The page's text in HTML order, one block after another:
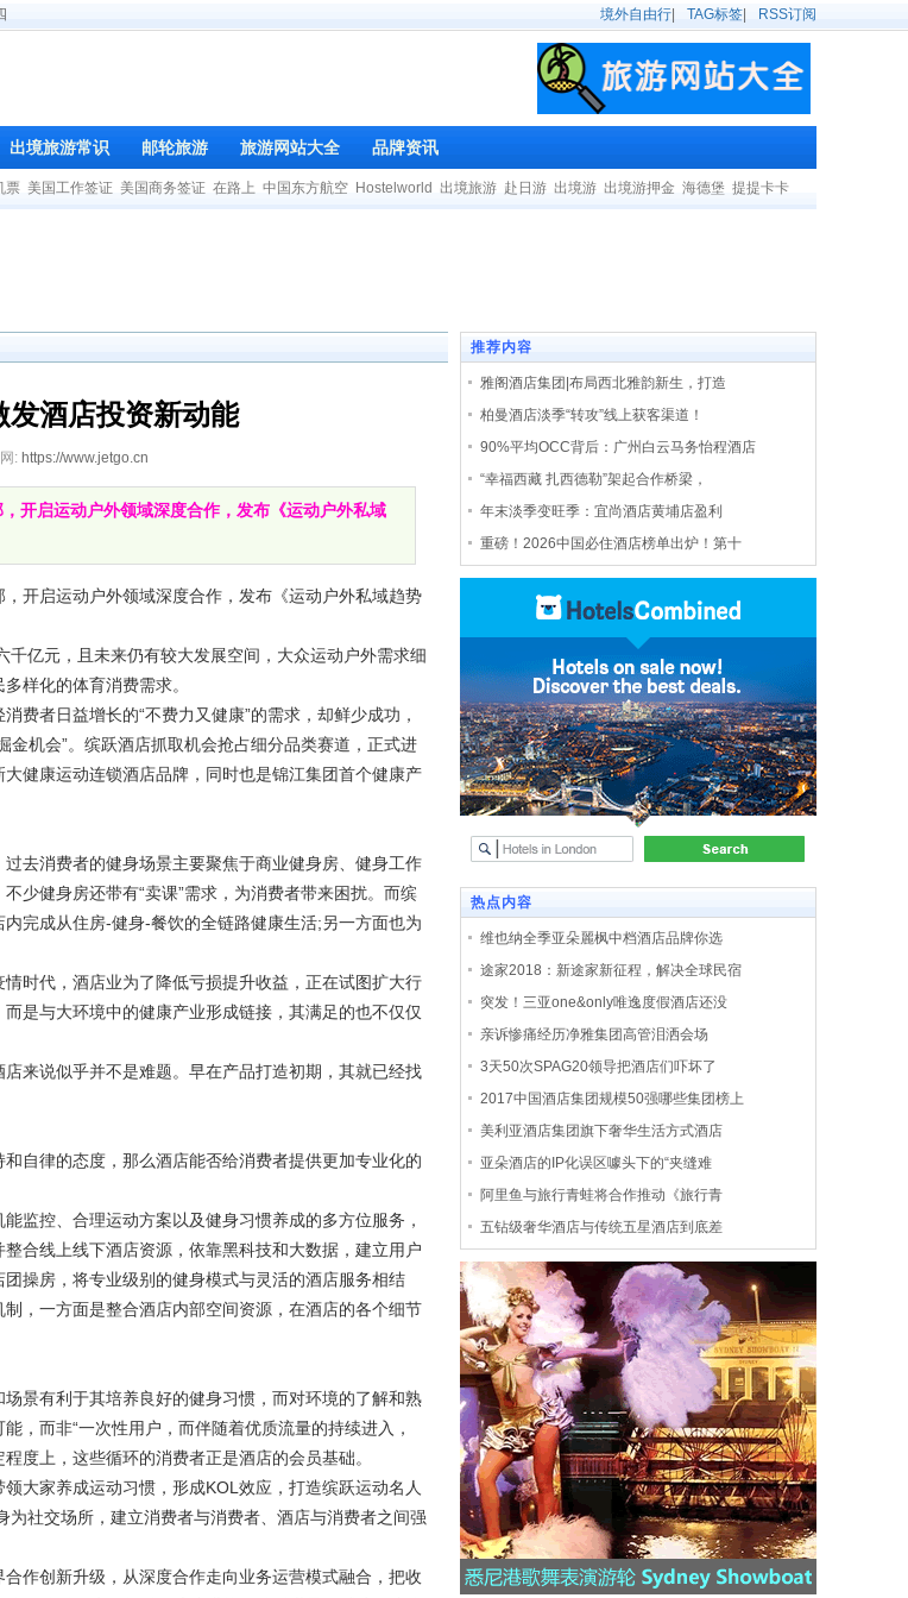
境外自由行 TAG标签 RSS订阅
出境旅游常识 邮轮旅游 旅游网站大全 品牌资讯
票 美国工作签证 美国商务签证 在路上 中国东方航空 Hostelworld 出境旅游 赴日游 出境游 出境游押金 海德堡 提提卡卡
酒店投资新动能
: https://www.jetgo.cn
开启运动户外领域深度合作，发布《运动户外私域
启运动户外领域深度合作，发布《运动户外私域趋势
亿元，且未来仍有较大发展空间，大众运动户外需求细
样化的体育消费需求。
者日益增长的“不费力又健康”的需求，却鲜少成功，
机会”。缤跃酒店抓取机会抢占细分品类赛道，正式进
健康运动连锁酒店品牌，同时也是锦江集团首个健康产
消费者的健身场景主要聚焦于商业健身房、健身工作
少健身房还带有“卖课”需求，为消费者带来困扰。而缤
完成从住房-健身-餐饮的全链路健康生活;另一方面也为
代，酒店业为了降低亏损提升收益，正在试图扩大行
是与大环境中的健康产业形成链接，其满足的也不仅仅
说似乎并不是难题。早在产品打造初期，其就已经找
律的态度，那么酒店能否给消费者提供更加专业化的
控、合理运动方案以及健身习惯养成的多方位服务，
合线上线下酒店资源，依靠黑科技和大数据，建立用户
操房，将专业级别的健身模式与灵活的酒店服务相结
，一方面是整合酒店内部空间资源，在酒店的各个细节
有利于其培养良好的健身习惯，而对环境的了解和熟
，而非“一次性用户，而伴随着优质流量的持续进入，
度上，这些循环的消费者正是酒店的会员基础。
家养成运动习惯，形成KOL效应，打造缤跃运动名人
社交场所，建立消费者与消费者、酒店与消费者之间强
创新升级，从深度合作走向业务运营模式融合，把收
推荐内容
雅阁酒店集团|布局西北雅韵新生，打造
柏曼酒店淡季“转攻”线上获客渠道！
90%平均OCC背后：广州白云马务怡程酒店
“幸福西藏 扎西德勒”架起合作桥梁，
年末淡季变旺季：宜尚酒店黄埔店盈利
重磅！2026中国必住酒店榜单出炉！第十
热点内容
维也纳全季亚朵麗枫中档酒店品牌你选
途家2018：新途家新征程，解决全球民宿
突发！三亚one&only唯逸度假酒店还没
亲诉惨痛经历净雅集团高管泪洒会场
3天50次SPAG20领导把酒店们吓坏了
2017中国酒店集团规模50强哪些集团榜上
美利亚酒店集团旗下奢华生活方式酒店
亚朵酒店的IP化误区噱头下的“夹缝难
阿里鱼与旅行青蛙将合作推动《旅行青
五钻级奢华酒店与传统五星酒店到底差